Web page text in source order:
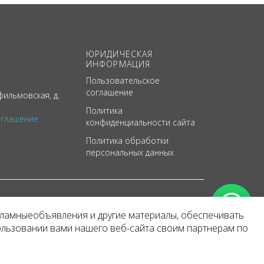
д.
ЮРИДИЧЕСКАЯ
ИНФОРМАЦИЯ
Пользовательское
соглашение
Политика
конфиденциальности сайта
Политика обработки
персональных данных
и другие материалы, обеспечивать
вами нашего веб-сайта своим партнерам по